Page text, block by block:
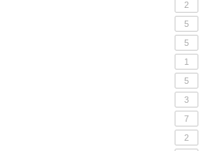
2
5
5
1
5
3
7
2